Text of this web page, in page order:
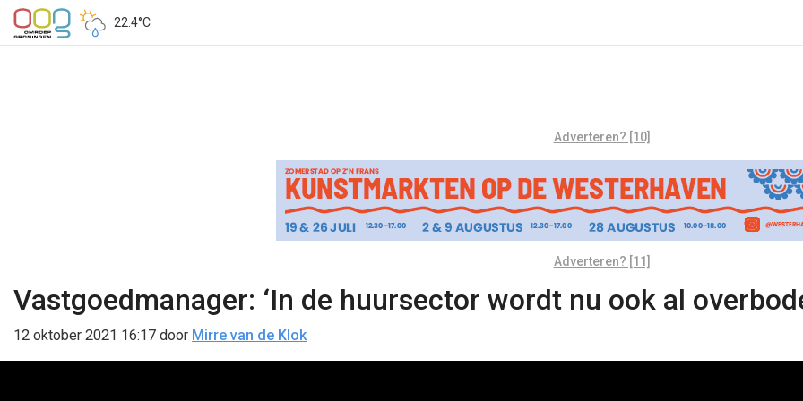
22.4°C
Adverteren? [10]
Adverteren? [11]
Vastgoedmanager: ‘In de huursector wordt nu ook al
12 oktober 2021 16:17 door Mirre van de Klok